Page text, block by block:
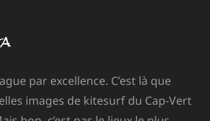
par excellence. C’est là que
images de kitesurf du Cap-Vert